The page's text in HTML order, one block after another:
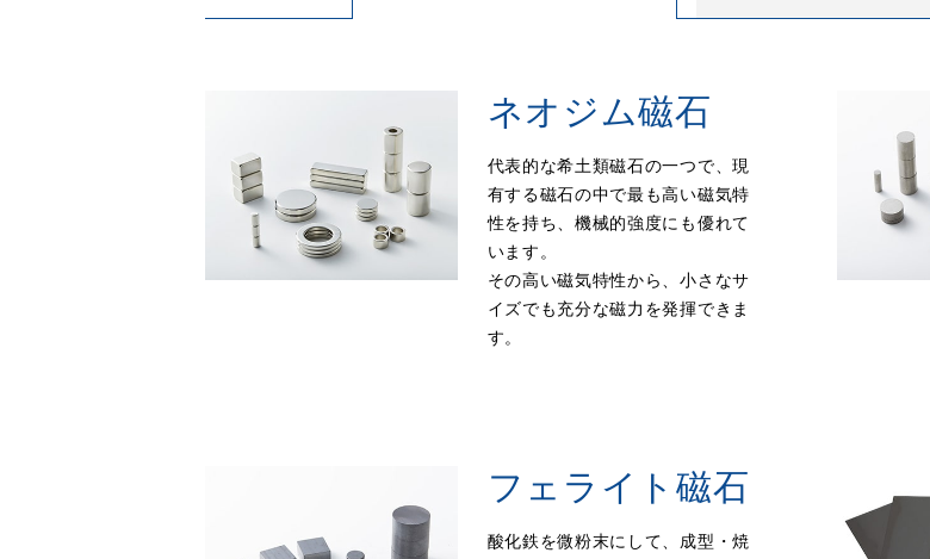
ネオジム磁石
代表的な希土類磁石の一つで、現
有する磁石の中で最も高い磁気特
性を持ち、機械的強度にも優れて
います。
その高い磁気特性から、小さなサ
イズでも充分な磁力を発揮できま
す。
フェライト磁石
酸化鉄を微粉末にして、成型・焼